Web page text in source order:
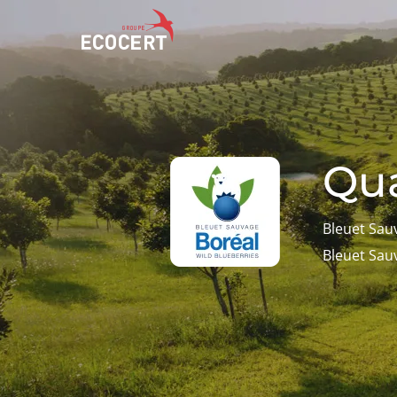
NOS SERVICES
Certification
Formation
Conseil
ECOCERT
Qui sommes nous ?
Actualités
Carrières
Bleuet
Bleuet